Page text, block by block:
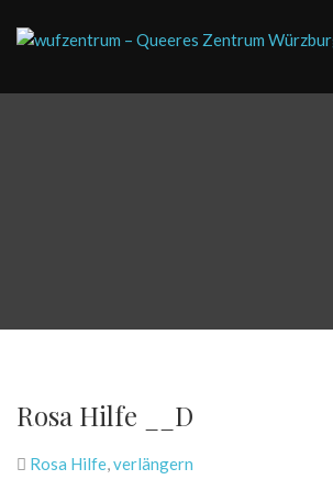
Rosa Hilfe __D
Rosa Hilfe,verlängern